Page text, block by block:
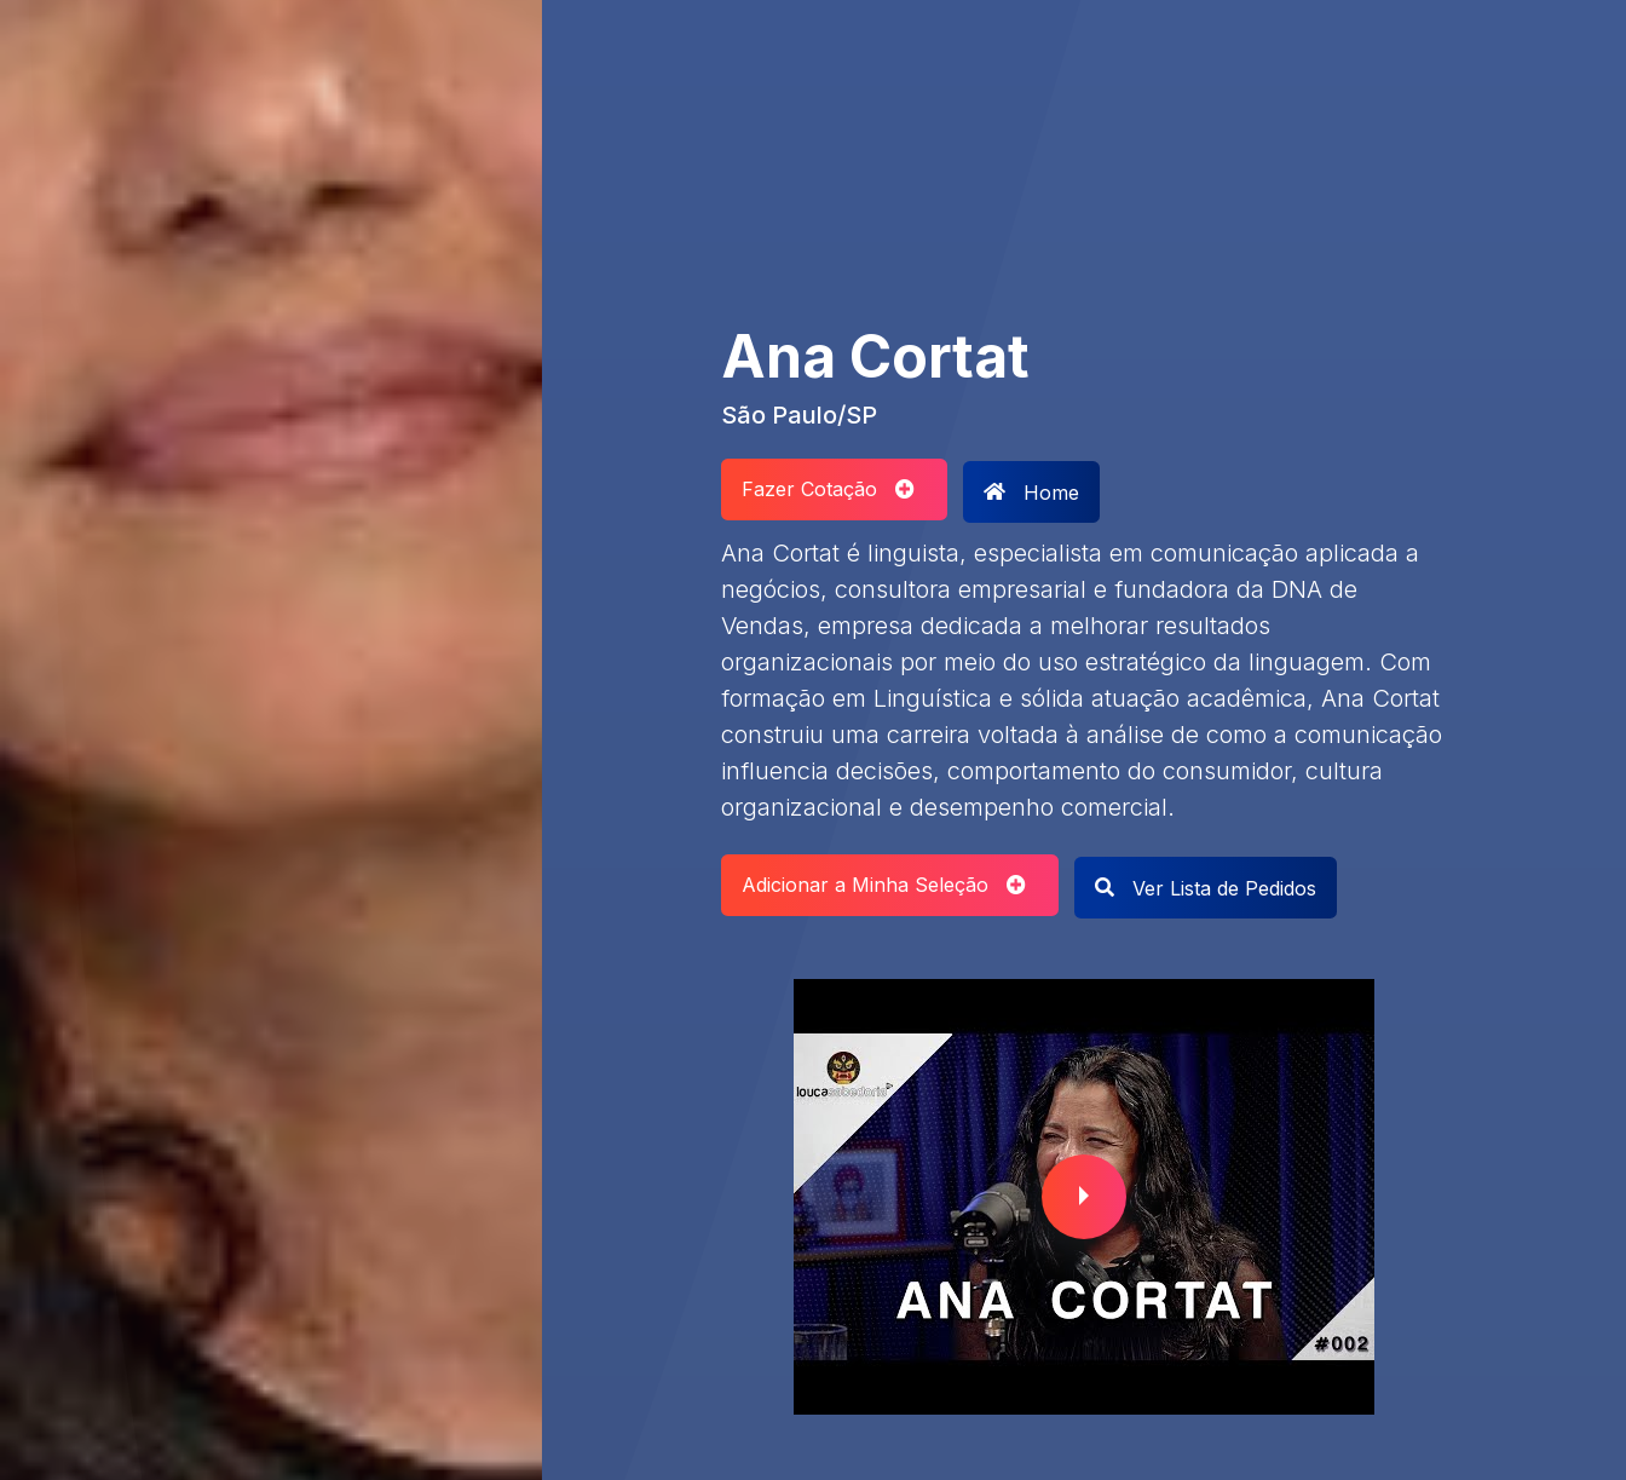
Ana Cortat
São Paulo/SP
Fazer Cotação Home
Ana Cortat é linguista, especialista em comunicação aplicada a
negócios, consultora empresarial e fundadora da DNA de
Vendas, empresa dedicada a melhorar resultados
organizacionais por meio do uso estratégico da linguagem. Com
formação em Linguística e sólida atuação acadêmica, Ana Cortat
construiu uma carreira voltada à análise de como a comunicação
influencia decisões, comportamento do consumidor, cultura
organizacional e desempenho comercial.
Adicionar a Minha Seleção Ver Lista de Pedidos